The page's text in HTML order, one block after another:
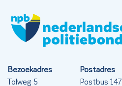
Bezoekadres
Tolweg 5
Postadres
Postbus 147